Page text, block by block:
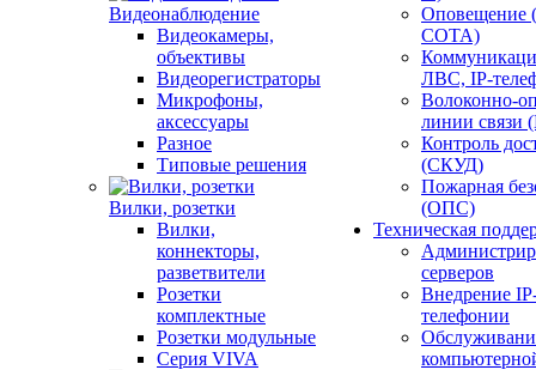
Видеонаблюдение
Видеокамеры,
объективы
Видеорегистраторы
Микрофоны,
аксессуары
Разное
Типовые решения
Вилки, розетки
Вилки,
коннекторы,
разветвители
Розетки
комплектные
Розетки модульные
Серия VIVA
СОТА)
ЛВС, IP-
Волоконно-
линии
Контроль
(СКУД)
Пожарная
(ОПС)
Техническая
серверов
Внедрение
телефонии